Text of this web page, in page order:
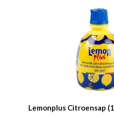
Lemonplus Citroensap